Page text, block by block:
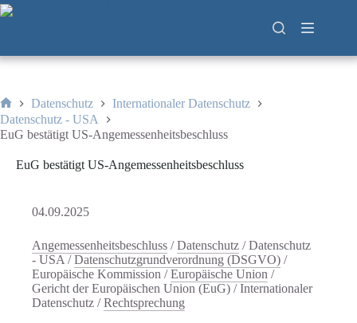
Zum
Inhalt
Start
Datenschutz
Internationaler Datenschutz
Datenschutz - USA
EuG bestätigt US-Angemessenheitsbeschluss
EuG bestätigt US-Angemessenheitsbeschluss
04.09.2025
Angemessenheitsbeschluss /Datenschutz /Datenschutz
- USA /Datenschutzgrundverordnung (DSGVO) /
Europäische Kommission /Europäische Union /
Gericht der Europäischen Union (EuG) /Internationaler
Datenschutz /Rechtsprechung